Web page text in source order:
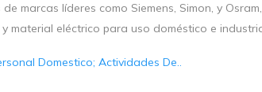
marcas líderes como Siemens, Simon, y
material eléctrico para uso doméstico e
Domestico; Actividades De..